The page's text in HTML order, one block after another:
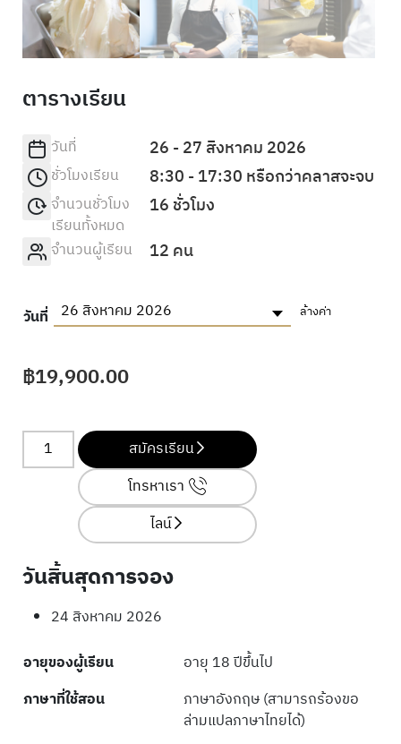
ตารางเรียน
วันที่ 26 - 27 สิงหาคม 2026
ชั่วโมงเรียน 8:30 - 17:30 หรือกว่าคลาสจะจบ
จำนวนชั่วโมง
เรียนทั้งหมด
16 ชั่วโมง
จำนวนผู้เรียน 12 คน
วันที่ 26 สิงหาคม 2026 ล้างค่า
฿19,900.00
สมัครเรียน
โทรหาเรา
ไลน์
วันสิ้นสุดการจอง
24 สิงหาคม 2026
อายุของผู้เรียน
อายุ 18 ปีขึ้นไป
ภาษาที่ใช้สอน
ภาษาอังกฤษ (สามารถร้องขอ
ล่ามแปลภาษาไทยได้)